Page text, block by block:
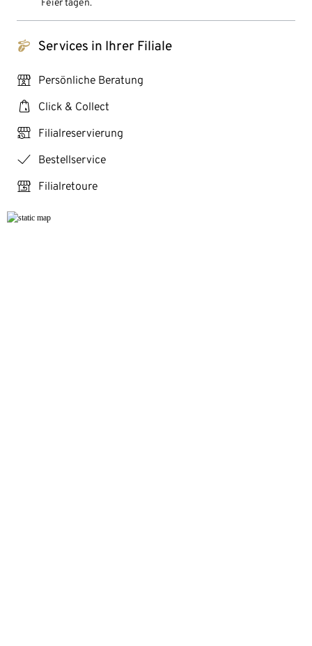
tchibo_logo Services in Ihrer Filiale
personal_services Persönliche Beratung
click_collect Click & Collect
click_reserve_store Filialreservierung
checkmark Bestellservice
store_return Filialretoure